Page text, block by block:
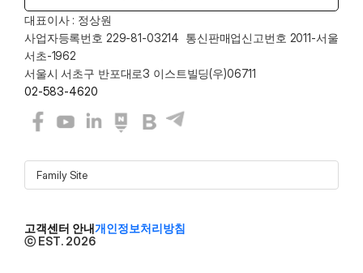
대표이사 : 정상원
사업자등록번호 229-81-03214  통신판매업신고번호 2011-서울
서초-1962
서울시 서초구 반포대로3 이스트빌딩(우)06711
02-583-4620
Family Site
고객센터 안내개인정보처리방침
ⓒ EST. 2026